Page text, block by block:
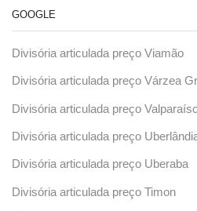
GOOGLE
Divisória articulada preço Viamão
Divisória articulada preço Várzea
Divisória articulada preço
Divisória articulada preço
Divisória articulada preço Uberaba
Divisória articulada preço Timon